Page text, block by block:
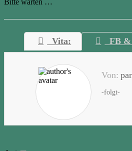
Bitte warten …
Vita: FB &
Von:
-folgt-